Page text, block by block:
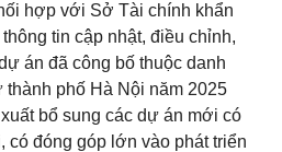
hợp với Sở Tài chính khẩn
tin cập nhật, điều chỉnh,
án đã công bố thuộc danh
thành phố Hà Nội năm 2025
bổ sung các dự án mới có
có đóng góp lớn vào phát triển